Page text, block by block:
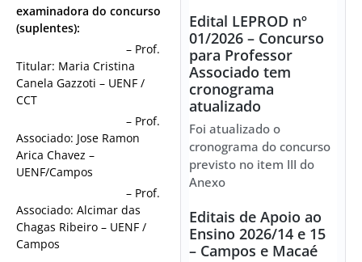
examinadora do concurso
(suplentes):
– Prof.
Titular: Maria Cristina
Canela Gazzoti – UENF /
CCT
– Prof.
Associado: Jose Ramon
Arica Chavez –
UENF/Campos
– Prof.
Associado: Alcimar das
Chagas Ribeiro – UENF /
Campos
Edital LEPROD nº
01/2026 – Concurso
para Professor
Associado tem
cronograma
atualizado
Foi atualizado o
cronograma do concurso
previsto no item III do
Anexo
Editais de Apoio ao
Ensino 2026/14 e 15
– Campos e Macaé